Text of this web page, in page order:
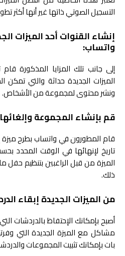
التسجيل الصوتي ذاتها غير أنها أكثر
إنشاء القنوات أحد الميزات
واتساب:
إلى جانب تلك المزايا المذكورة
الميزات الجديدة حداثة والتي
ونشر محتوى لمجموعة من الأشخاص.
قم بإنشاء المجموعة
قام المطورون في واتساب بطرح
تاريخ لإنهائها في الوقت المحدد
الميزة من قبل الراغبين بتنظيم حفل
ذلك.
من الميزات الجديدة إبقاء
أصبح بإمكانك الإحتفاظ بالدردشات
مشاكل مع الميزة الجديدة التي
بات بإمكانك تثبيت المجموعات